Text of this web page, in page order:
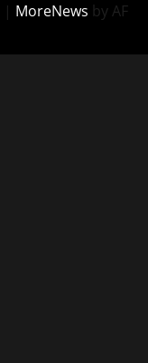
| MoreNews by AF